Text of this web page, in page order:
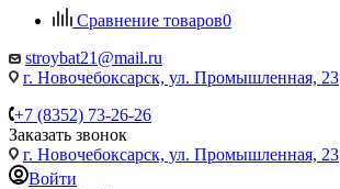
Сравнение товаров0
stroybat21@mail.ru
г. Новочебоксарск, ул. Промышленная, 23
+7 (8352) 73-26-26
Заказать звонок
г. Новочебоксарск, ул. Промышленная, 23
Войти